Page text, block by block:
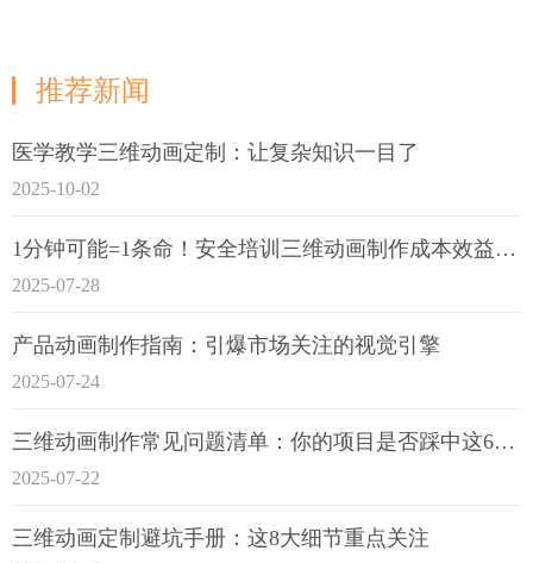
推荐新闻
医学教学三维动画定制：让复杂知识一目了
2025-10-02
1分钟可能=1条命！安全培训三维动画制作成本效益深度拆解
2025-07-28
产品动画制作指南：引爆市场关注的视觉引擎
2025-07-24
三维动画制作常见问题清单：你的项目是否踩中这6大技术雷区？
2025-07-22
三维动画定制避坑手册：这8大细节重点关注